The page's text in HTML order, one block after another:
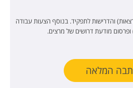
והדרישות לתפקיד. בנוסף הצעות עבודה
מודעת דרושים של מרצים.
המלאה